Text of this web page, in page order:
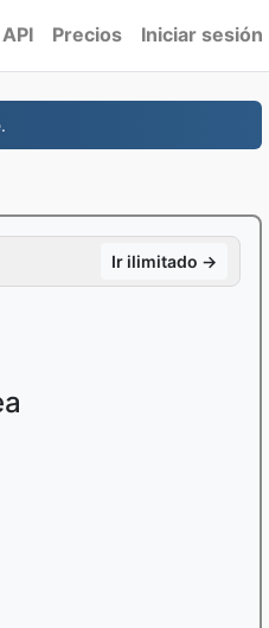
API Precios Iniciar sesión
Ir ilimitado →